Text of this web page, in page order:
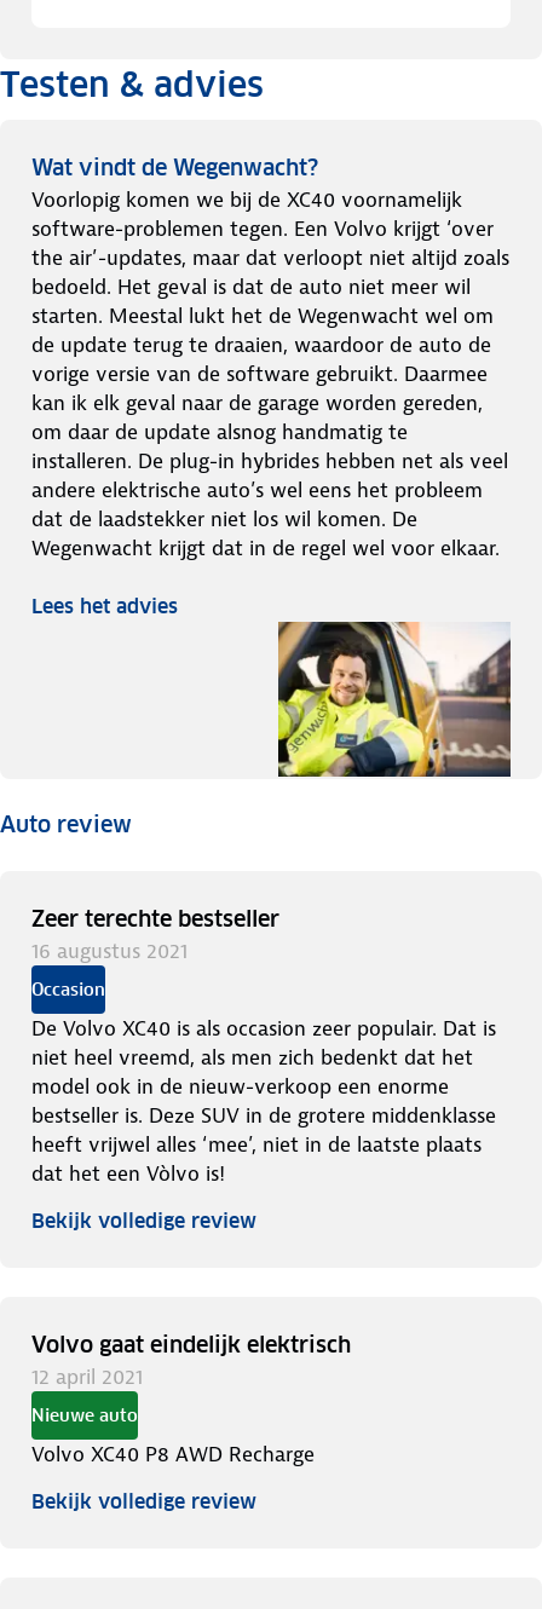
Testen & advies
Wat vindt de Wegenwacht?
Voorlopig komen we bij de XC40 voornamelijk
software-problemen tegen. Een Volvo krijgt ‘over
the air’-updates, maar dat verloopt niet altijd zoals
bedoeld. Het geval is dat de auto niet meer wil
starten. Meestal lukt het de Wegenwacht wel om
de update terug te draaien, waardoor de auto de
vorige versie van de software gebruikt. Daarmee
kan ik elk geval naar de garage worden gereden,
om daar de update alsnog handmatig te
installeren. De plug-in hybrides hebben net als veel
andere elektrische auto’s wel eens het probleem
dat de laadstekker niet los wil komen. De
Wegenwacht krijgt dat in de regel wel voor elkaar.
Lees het advies
Auto review
Zeer terechte bestseller
16 augustus 2021
Occasion
De Volvo XC40 is als occasion zeer populair. Dat is
niet heel vreemd, als men zich bedenkt dat het
model ook in de nieuw-verkoop een enorme
bestseller is. Deze SUV in de grotere middenklasse
heeft vrijwel alles ‘mee’, niet in de laatste plaats
dat het een Vòlvo is!
Bekijk volledige review
Volvo gaat eindelijk elektrisch
12 april 2021
Nieuwe auto
Volvo XC40 P8 AWD Recharge
Bekijk volledige review